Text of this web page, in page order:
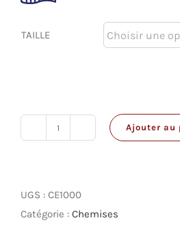
TAILLE
quantité
Echo
Ajouter au
UGS : CE1000
Catégorie : Chemises